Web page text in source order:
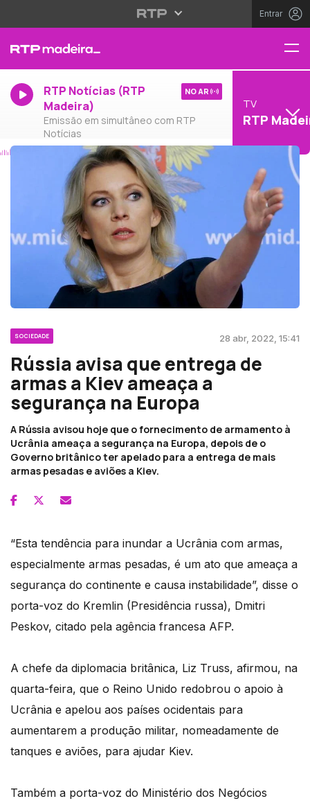
Entrar
RTP Notícias (RTP
Madeira)
Emissão em simultâneo com RTP
Notícias
NO AR
TV
RTP
SOCIEDADE 28 abr, 2022, 15:41
Rússia avisa que entrega de
armas a Kiev ameaça a
segurança na Europa
A Rússia avisou hoje que o fornecimento de armamento à
Ucrânia ameaça a segurança na Europa, depois de o
Governo britânico ter apelado para a entrega de mais
armas pesadas e aviões a Kiev.
“Esta tendência para inundar a Ucrânia com armas,
especialmente armas pesadas, é um ato que ameaça a
segurança do continente e causa instabilidade”, disse o
porta-voz do Kremlin (Presidência russa), Dmitri
Peskov, citado pela agência francesa AFP.
A chefe da diplomacia britânica, Liz Truss, afirmou, na
quarta-feira, que o Reino Unido redobrou o apoio à
Ucrânia e apelou aos países ocidentais para
aumentarem a produção militar, nomeadamente de
tanques e aviões, para ajudar Kiev.
Também a porta-voz do Ministério dos Negócios